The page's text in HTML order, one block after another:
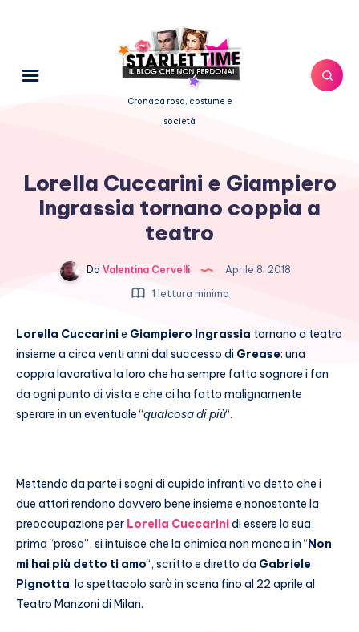
Cronaca rosa, costume e
società
Lorella Cuccarini e Giampiero
Ingrassia tornano coppia a
teatro
Da Valentina Cervelli
Aprile 8, 2018
1 lettura minima
Lorella Cuccarinie Giampiero Ingrassia tornano a teatro
insieme a circa venti anni dal successo di Grease: una
coppia lavorativa la loro che ha sempre fatto sognare i fan
da ogni punto di vista e che ci ha fatto malignamente
sperare in un eventuale “qualcosa di più“.
Mettendo da parte i sogni di cupido infranti va detto che i
due attori rendono davvero bene insieme e nonostante la
preoccupazione per Lorella Cuccarinidi essere la sua
prima “prosa”, si intuisce che la chimica non manca in “Non
mi hai più detto ti amo“, scritto e diretto da Gabriele
Pignotta: lo spettacolo sarà in scena fino al 22 aprile al
Teatro Manzoni di Milan.